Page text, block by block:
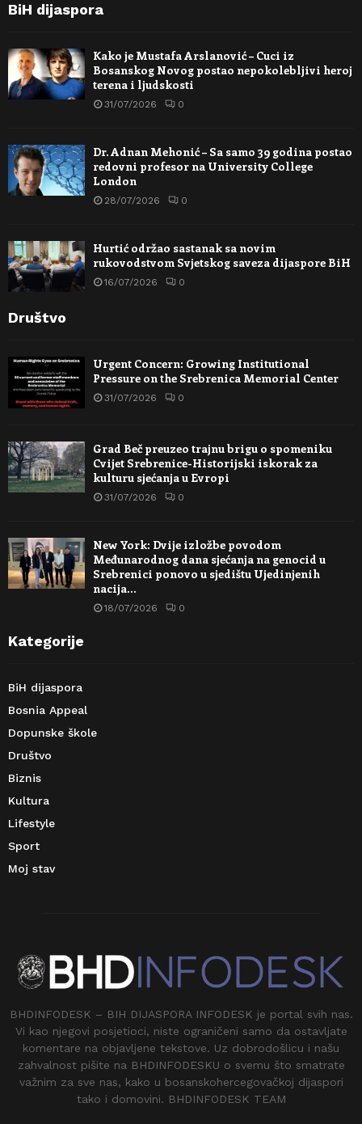
BiH dijaspora
Kako je Mustafa Arslanović – Cuci iz
Bosanskog Novog postao nepokolebljivi heroj
terena i ljudskosti
31/07/2026 0
Dr. Adnan Mehonić – Sa samo 39 godina postao
redovni profesor na University College
London
28/07/2026 0
Hurtić održao sastanak sa novim
rukovodstvom Svjetskog saveza dijaspore BiH
16/07/2026 0
Društvo
Urgent Concern: Growing Institutional
Pressure on the Srebrenica Memorial Center
31/07/2026 0
Grad Beč preuzeo trajnu brigu o spomeniku
Cvijet Srebrenice-Historijski iskorak za
kulturu sjećanja u Evropi
31/07/2026 0
New York: Dvije izložbe povodom
Međunarodnog dana sjećanja na genocid u
Srebrenici ponovo u sjedištu Ujedinjenih
nacija…
18/07/2026 0
Kategorije
BiH dijaspora
Bosnia Appeal
Dopunske škole
Društvo
Biznis
Kultura
Lifestyle
Sport
Moj stav
BHDINFODESK – BIH DIJASPORA INFODESK je portal svih nas.
Vi kao njegovi posjetioci, niste ograničeni samo da ostavljate
komentare na objavljene tekstove. Uz dobrodošlicu i našu
zahvalnost pišite na BHDINFODESKU o svemu što smatrate
važnim za sve nas, kako u bosanskohercegovačkoj dijaspori
tako i domovini. BHDINFODESK TEAM